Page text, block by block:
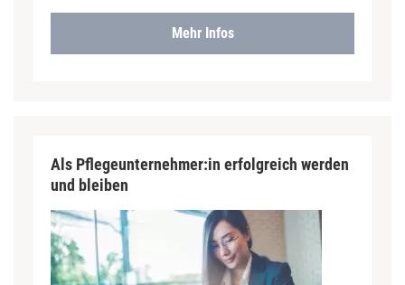
Mehr Infos
Als Pflegeunternehmer:in erfolgreich werden
und bleiben